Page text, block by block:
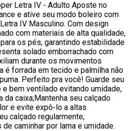
Letra IV - Adulto Aposte no
e ative seu modo boleiro com
IV Masculino. Com design
com materiais de alta qualidade,
os pés, garantindo estabilidade
solado emborrachado com
durante os movimentos
é forrada em tecido e palmilha não
Perfeito pra você! Guarde seu
bem ventilado evitando umidade,
caixa;Mantenha seu calçado
e evite expô-lo a altas
calçado regularmente,
caminhar por lama e umidade.